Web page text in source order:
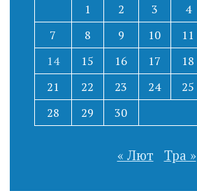
1
2 3 4
7
8 9 10 11
14
15 16 17 18
21
22 23 24 25
28
29 30
« Лют Тра »